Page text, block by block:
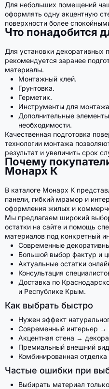
Для небольших помещений
оформлять одну акцентную
поверхности более
Что понадобится
Для установки декоративных
рекомендуется заранее
материалы.
Монтажный клей.
Грунтовка.
Герметик.
Инструменты для
Дополнительные
необходимости.
Качественная подготовка
технологии монтажа
результат и увеличить срок
Почему
Монарх К
В каталоге Монарх К
панели, гибкий мрамор и
оформления жилых и
Мы предлагаем широкий
остатки на сайте и помощь
материалов под конкретный
Современные
Большой выбор фактур и
Актуальные остатки
Консультация
Доставка по
и Республике Крым.
Как выбрать быстро
Нужен эффект
Современный интерьер →
Акцентная стена →
Премиальный внешний
Комбинированная
Частые ошибки при
Выбирать материал